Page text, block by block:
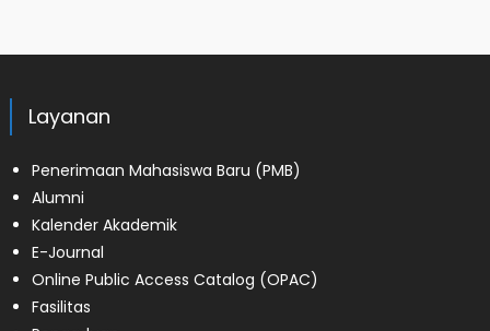
Layanan
Penerimaan Mahasiswa Baru (PMB)
Alumni
Kalender Akademik
E-Journal
Online Public Access Catalog (OPAC)
Fasilitas